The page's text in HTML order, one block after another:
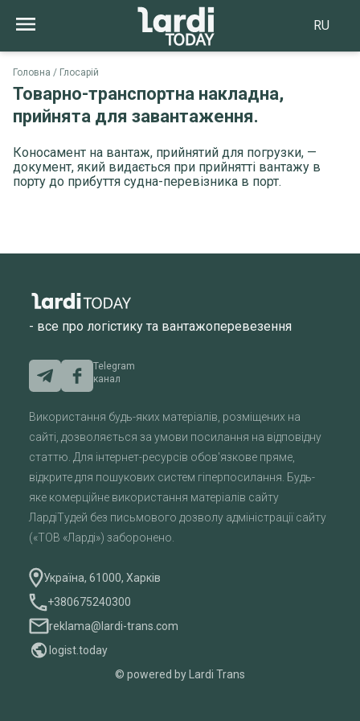
RU
Головна Глосарій
Товарно-транспортна накладна,
прийнята для завантаження.
Коносамент на вантаж, прийнятий для погрузки, —
документ, який видається при прийнятті вантажу в
порту до прибуття судна-перевізника в порт.
- все про логістику та вантажоперевезення
Telegram
канал
Використання будь-яких матеріалів, розміщених на
сайті, дозволяється за умови посилання на відповідну
статтю. Для інтернет-ресурсів обов'язкове пряме,
відкрите для пошукових систем гіперпосилання. Будь-
яке комерційне використання матеріалів сайту
ЛардіТудей без письмового дозволу адміністрації сайту
(«ТОВ «Ларді») заборонено.
Україна, 61000, Харків
+380675240300
reklama@lardi-trans.com
logist.today
© powered by Lardi Trans